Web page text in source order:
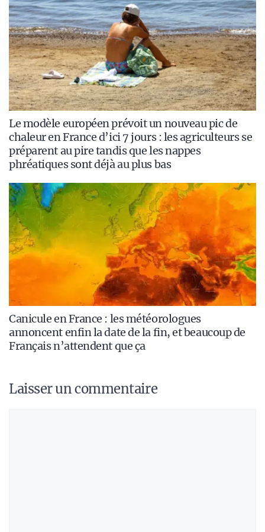
Le modèle européen prévoit un nouveau pic de
chaleur en France d’ici 7 jours : les agriculteurs se
préparent au pire tandis que les nappes
phréatiques sont déjà au plus bas
Canicule en France : les météorologues
annoncent enfin la date de la fin, et beaucoup de
Français n’attendent que ça
Laisser un commentaire